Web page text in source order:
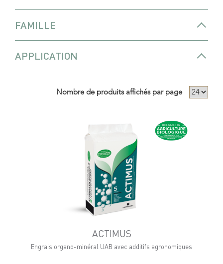
FAMILLE
APPLICATION
Nombre de produits affichés par page
ACTIMUS
Engrais organo-minéral UAB avec additifs agronomiques